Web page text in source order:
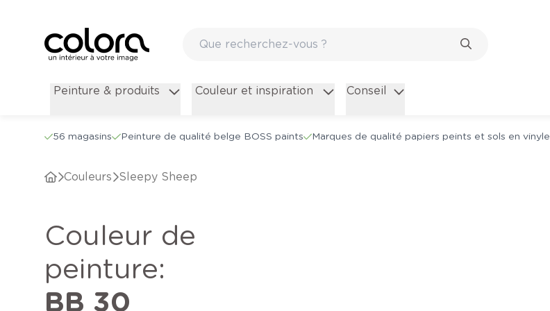
Peinture & produits Couleur et inspiration Conseil
56 magasins Peinture de qualité belge BOSS paints Marques de qualité papiers peints et sols en vinyle
Couleurs Sleepy Sheep
Couleur de
peinture:
BB 30